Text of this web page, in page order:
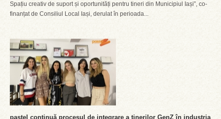
Spațiu creativ de suport și oportunități pentru tineri din Municipiul Iași”, co-
finanțat de Consiliul Local Iași, derulat în perioada...
pastel continuă procesul de integrare a tinerilor GenZ în industria